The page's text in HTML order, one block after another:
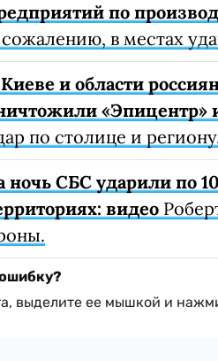
по
в местах
и области
«Эпицентр»
по столице и
ночь СБС ударили по
видео
выделите ее мышкой и